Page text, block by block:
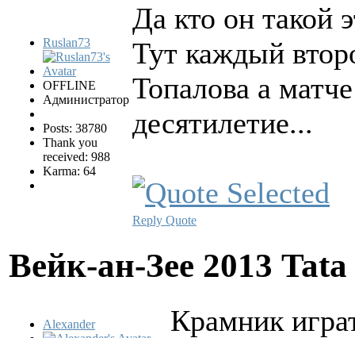
Ruslan73
OFFLINE
Администратор
Posts: 38780
Thank you
received: 988
Karma: 64
Да кто он такой
Тут каждый
Топалова а
десятилетие...
Reply Quote
Вейк-ан-Зее 2013
Alexander Крамник